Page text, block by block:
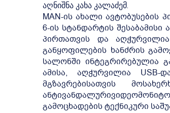
აღნიშნა კახა კალაძემ.
MAN-ის ახალი ავტობუსების
6-ის სტანდარტის შესაბამისი
პირთათვის და
განყოფილების ხანძრის
სალონში ინტეგრირებულია
ამისა, აღჭურვილია USB-
მგზავრებისათვის
გამოცხადების ტექნიკური